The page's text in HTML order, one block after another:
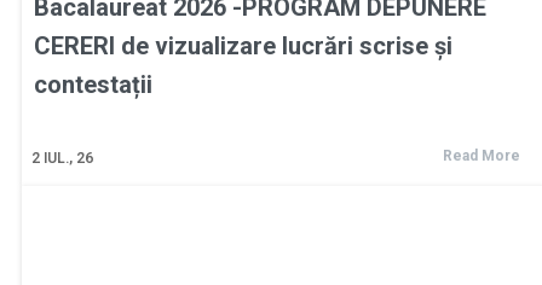
Bacalaureat 2026 -PROGRAM DEPUNERE
CERERI de vizualizare lucrări scrise și
contestații
2 IUL., 26 Read More